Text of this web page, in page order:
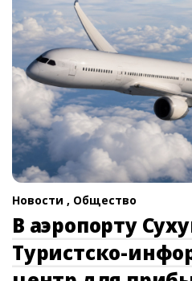
Новости , Общество
В аэропорту
Туристско-